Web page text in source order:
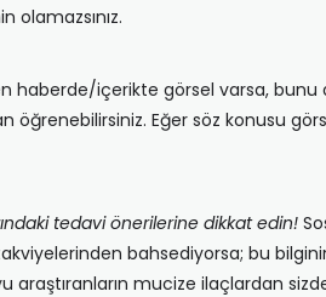
olamazsınız.
haberde/içerikte görsel varsa,
öğrenebilirsiniz. Eğer söz konusu
tedavi önerilerine dikkat edin!
bahsediyorsa; bu
araştıranların mucize ilaçlardan